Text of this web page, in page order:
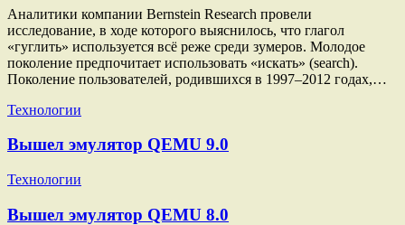
Аналитики компании Bernstein Research провели
исследование, в ходе которого выяснилось, что глагол
«гуглить» используется всё реже среди зумеров. Молодое
поколение предпочитает использовать «искать» (search).
Поколение пользователей, родившихся в 1997–2012 годах,…
Технологии
Вышел эмулятор QEMU 9.0
Технологии
Вышел эмулятор QEMU 8.0